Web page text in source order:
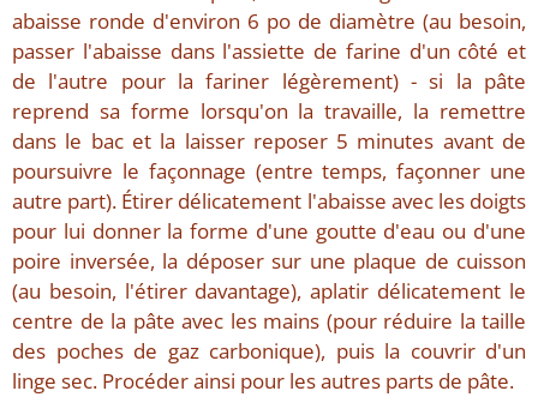
abaisse ronde d'environ 6 po de diamètre (au besoin,
passer l'abaisse dans l'assiette de farine d'un côté et
de l'autre pour la fariner légèrement) - si la pâte
reprend sa forme lorsqu'on la travaille, la remettre
dans le bac et la laisser reposer 5 minutes avant de
poursuivre le façonnage (entre temps, façonner une
autre part). Étirer délicatement l'abaisse avec les doigts
pour lui donner la forme d'une goutte d'eau ou d'une
poire inversée, la déposer sur une plaque de cuisson
(au besoin, l'étirer davantage), aplatir délicatement le
centre de la pâte avec les mains (pour réduire la taille
des poches de gaz carbonique), puis la couvrir d'un
linge sec. Procéder ainsi pour les autres parts de pâte.